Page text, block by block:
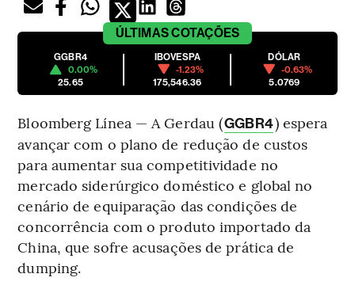
ÚLTIMASCOTAÇÕES
GGBR4
0.00%
25.65
IBOVESPA
-1.23%
175,546.36
DÓLAR
-0.63%
5.0769
Bloomberg Línea — A Gerdau (GGBR4) espera
avançar com o plano de redução de custos
para aumentar sua competitividade no
mercado siderúrgico doméstico e global no
cenário de equiparação das condições de
concorrência com o produto importado da
China, que sofre acusações de prática de
dumping.